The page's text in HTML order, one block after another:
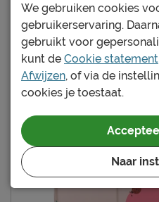
Levertijdindicatie: 2 tot 4
269.-
We gebruiken cookies
gebruikerservaring.
gebruikt voor
kunt de Cookie statement
Afwijzen, of via de
cookies je toestaat.
Naar